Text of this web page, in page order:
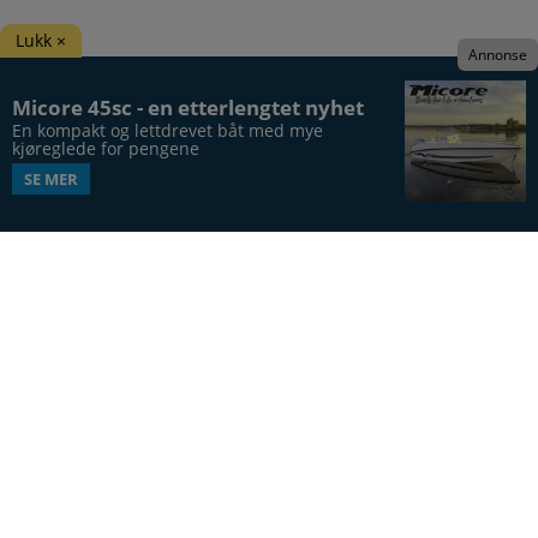
Micore 45sc - en etterlengtet nyhet
En kompakt og lettdrevet båt med mye
kjøreglede for pengene
SE MER
Annonse
Lukk ×